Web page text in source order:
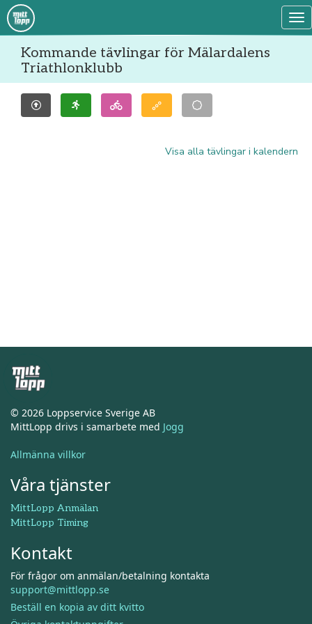
Kommande tävlingar för Mälardalens
Triathlonklubb
Visa alla tävlingar i kalendern
© 2026 Loppservice Sverige AB
MittLopp drivs i samarbete med Jogg
Allmänna villkor
Våra tjänster
MittLopp Anmälan
MittLopp Timing
Kontakt
För frågor om anmälan/betalning kontakta
support@mittlopp.se
Beställ en kopia av ditt kvitto